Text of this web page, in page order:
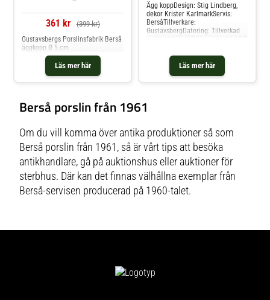
361 kr (399 kr)
Läs mer här
Gustavsbergs Porslinsfabrik Berså
äggkopp Ø 5 cm
Läs mer här
Ägg koppDesign: Stig Lindberg,
dekor Krister KarlmarkServis:
BersåTillverkare:
GustavsbergDatering: Tillverkad
En fabriksstämpel från
Gustavsberg Bohus Berså Stig
Lindberg Sweden.Kondition: Bra
Berså porslin från 1961
Om du vill komma över antika produktioner så som
Berså porslin från 1961, så är vårt tips att besöka
antikhandlare, gå på auktionshus eller auktioner för
sterbhus. Där kan det finnas välhållna exemplar från
Berså-servisen producerad på 1960-talet.